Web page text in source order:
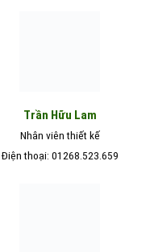
Trần Hữu Lam
Nhân viên thiết kế
Điện thoại: 01268.523.659